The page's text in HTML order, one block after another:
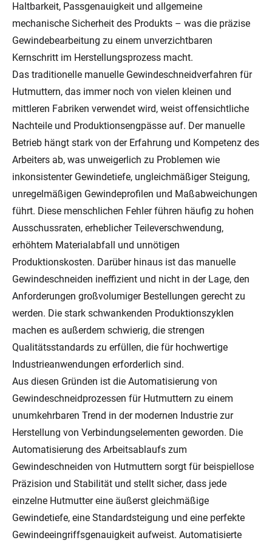
Haltbarkeit, Passgenauigkeit und allgemeine
mechanische Sicherheit des Produkts – was die präzise
Gewindebearbeitung zu einem unverzichtbaren
Kernschritt im Herstellungsprozess macht.
Das traditionelle manuelle Gewindeschneidverfahren für
Hutmuttern, das immer noch von vielen kleinen und
mittleren Fabriken verwendet wird, weist offensichtliche
Nachteile und Produktionsengpässe auf. Der manuelle
Betrieb hängt stark von der Erfahrung und Kompetenz des
Arbeiters ab, was unweigerlich zu Problemen wie
inkonsistenter Gewindetiefe, ungleichmäßiger Steigung,
unregelmäßigen Gewindeprofilen und Maßabweichungen
führt. Diese menschlichen Fehler führen häufig zu hohen
Ausschussraten, erheblicher Teileverschwendung,
erhöhtem Materialabfall und unnötigen
Produktionskosten. Darüber hinaus ist das manuelle
Gewindeschneiden ineffizient und nicht in der Lage, den
Anforderungen großvolumiger Bestellungen gerecht zu
werden. Die stark schwankenden Produktionszyklen
machen es außerdem schwierig, die strengen
Qualitätsstandards zu erfüllen, die für hochwertige
Industrieanwendungen erforderlich sind.
Aus diesen Gründen ist die Automatisierung von
Gewindeschneidprozessen für Hutmuttern zu einem
unumkehrbaren Trend in der modernen Industrie zur
Herstellung von Verbindungselementen geworden. Die
Automatisierung des Arbeitsablaufs zum
Gewindeschneiden von Hutmuttern sorgt für beispiellose
Präzision und Stabilität und stellt sicher, dass jede
einzelne Hutmutter eine äußerst gleichmäßige
Gewindetiefe, eine Standardsteigung und eine perfekte
Gewindeeingriffsgenauigkeit aufweist. Automatisierte